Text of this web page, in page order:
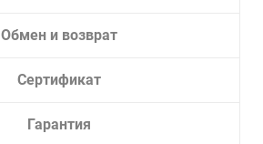
Обмен и возврат
Сертификат
Гарантия